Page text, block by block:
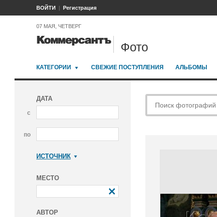
ВОЙТИ Регистрация
07 МАЯ, ЧЕТВЕРГ
Фото
КАТЕГОРИИ СВЕЖИЕ ПОСТУПЛЕНИЯ АЛЬБОМЫ
ДАТА
с
по
ИСТОЧНИК
МЕСТО
АВТОР